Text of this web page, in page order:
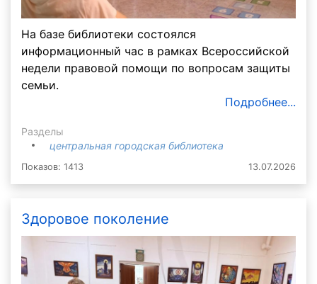
На базе библиотеки состоялся
информационный час в рамках Всероссийской
недели правовой помощи по вопросам защиты
семьи.
Подробнее...
Разделы
центральная городская библиотека
Показов: 1413 13.07.2026
Здоровое поколение